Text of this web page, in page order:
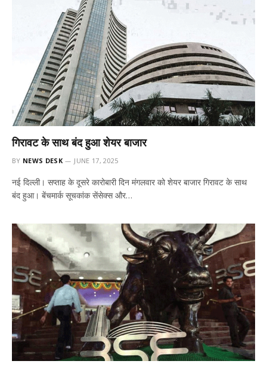
गिरावट के साथ बंद हुआ शेयर बाजार
BY NEWS DESK JUNE 17, 2025
नई दिल्ली। सप्ताह के दूसरे कारोबारी दिन मंगलवार को शेयर बाजार गिरावट के साथ
बंद हुआ। बेंचमार्क सूचकांक सेंसेक्स और…